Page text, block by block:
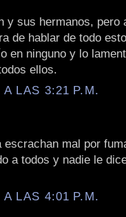
y sus hermanos, pero
de hablar de todo
en ninguno y lo
ellos.
LAS 3:21 P.M.
mal por
a todos y nadie le
LAS 4:01 P.M.